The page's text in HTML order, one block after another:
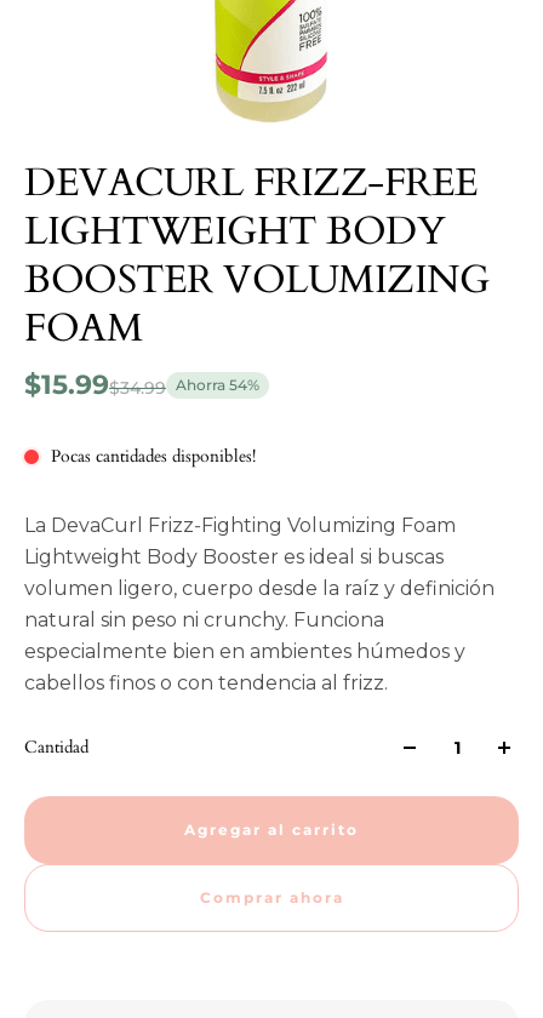
DEVACURL FRIZZ-FREE
LIGHTWEIGHT BODY
BOOSTER VOLUMIZING
FOAM
$15.99$34.99 Ahorra 54%
Pocas cantidades disponibles!
La DevaCurl Frizz‑Fighting Volumizing Foam
Lightweight Body Booster es ideal si buscas
volumen ligero, cuerpo desde la raíz y definición
natural sin peso ni crunchy. Funciona
especialmente bien en ambientes húmedos y
cabellos finos o con tendencia al frizz.
Cantidad
Agregar al carrito
Comprar ahora